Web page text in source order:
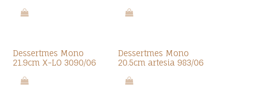
Dessertmes Mono
21.9cm X-LO 3090/06
Promo 7.0
Dessertmes Mono
20.5cm artesia 983/06